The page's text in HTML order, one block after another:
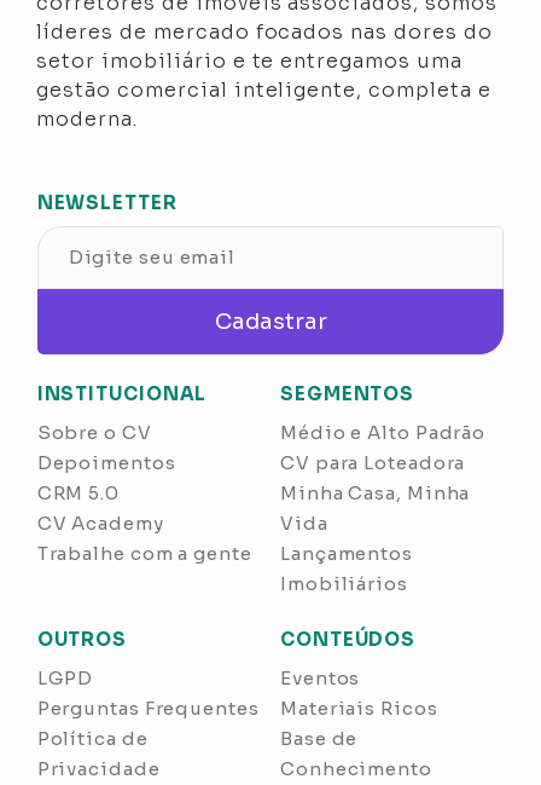
líderes de mercado focados nas dores do
setor imobiliário e te entregamos uma
gestão comercial inteligente, completa e
moderna.
INSTITUCIONAL
Sobre o CV
Depoimentos
CRM 5.0
CV Academy
Trabalhe com a gente
SEGMENTOS
Médio e Alto Padrão
CV para Loteadora
Minha Casa, Minha
Vida
Lançamentos
Imobiliários
OUTROS
LGPD
Perguntas Frequentes
Política de
Privacidade
CONTEÚDOS
Eventos
Materiais Ricos
Base de
Conhecimento
NEWSLETTER
Cadastrar